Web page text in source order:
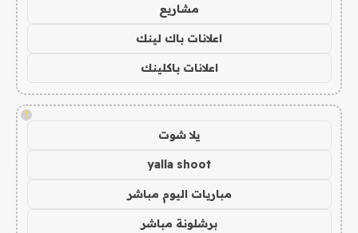
مشاريع
اعلانات باك لينك
اعلانات باكلينك
!
يلا شوت
yalla shoot
مباريات اليوم مباشر
برشلونة مباشر